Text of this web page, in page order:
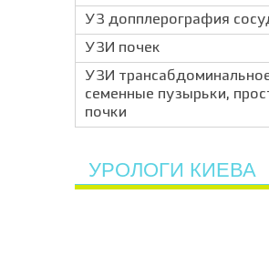
УЗ допплерография
УЗИ почек
УЗИ
семенные пузырьки,
почки
УРОЛОГИ КИЕВА